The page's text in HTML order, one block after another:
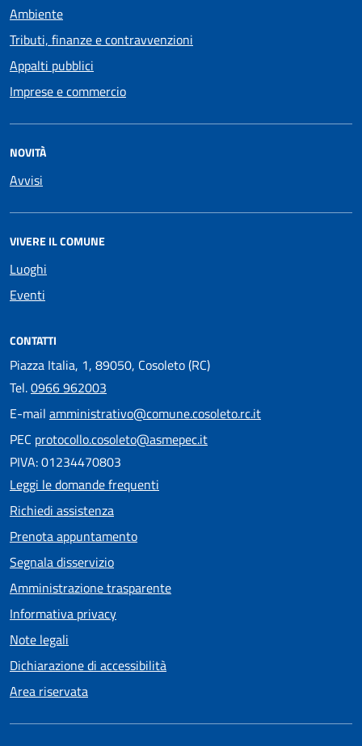
Ambiente
Tributi, finanze e contravvenzioni
Appalti pubblici
Imprese e commercio
NOVITÀ
Avvisi
VIVERE IL COMUNE
Luoghi
Eventi
CONTATTI
Piazza Italia, 1, 89050, Cosoleto (RC)
Tel.0966 962003
E-mail amministrativo@comune.cosoleto.rc.it
PEC protocollo.cosoleto@asmepec.it
PIVA: 01234470803
Leggi le domande frequenti
Richiedi assistenza
Prenota appuntamento
Segnala disservizio
Amministrazione trasparente
Informativa privacy
Note legali
Dichiarazione di accessibilità
Area riservata